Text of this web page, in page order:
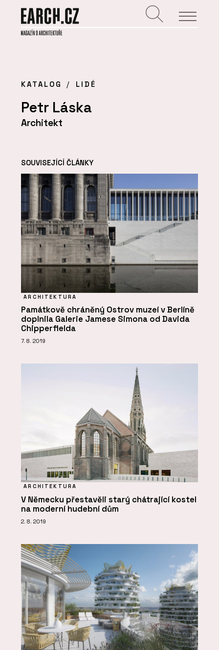
KATALOG LIDÉ
Petr Láska
Architekt
SOUVISEJÍCÍ ČLÁNKY
ARCHITEKTURA
Památkově chráněný Ostrov muzeí v Berlíně
doplnila Galerie Jamese Simona od Davida
Chipperfielda
7. 8. 2019
ARCHITEKTURA
V Německu přestavěli starý chátrající kostel
na moderní hudební dům
2. 8. 2019